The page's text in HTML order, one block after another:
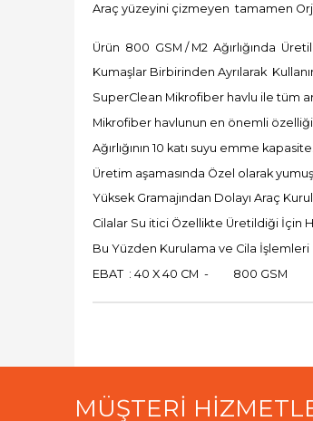
Araç yüzeyini çizmeyen tamamen
Ürün 800 GSM / M2 Ağırlığında
Kumaşlar Birbirinden Ayrılarak
SuperClean Mikrofiber havlu ile tüm
Mikrofiber havlunun en önemli
Ağırlığının 10 katı suyu emme
Üretim aşamasında Özel olarak
Yüksek Gramajından Dolayı Araç
Cilalar Su itici Özellikte Üretildiği İçin
Bu Yüzden Kurulama ve Cila
EBAT : 40 X 40 CM - 800 GSM
MÜŞTERİ